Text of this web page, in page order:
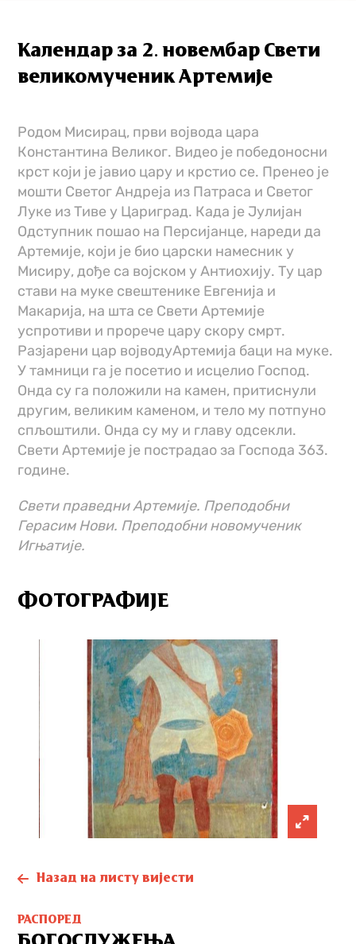
Календар за 2. новембар Свети
великомученик Артемије
Родом Мисирац, први војвода цара
Константина Великог. Видео је победоносни
крст који је јавио цару и крстио се. Пренео је
мошти Светог Андреја из Патраса и Светог
Луке из Тиве у Цариград. Када је Јулијан
Одступник пошао на Персијанце, нареди да
Артемије, који је био царски намесник у
Мисиру, дође са војском у Антиохију. Ту цар
стави на муке свештенике Евгенија и
Макарија, на шта се Свети Артемије
успротиви и прорече цару скору смрт.
Разјарени цар војводуАртемија баци на муке.
У тамници га је посетио и исцелио Господ.
Онда су га положили на камен, притиснули
другим, великим каменом, и тело му потпуно
спљоштили. Онда су му и главу одсекли.
Свети Артемије је пострадао за Господа 363.
године.
Свети праведни Артемије. Преподобни
Герасим Нови. Преподобни новомученик
Игњатије.
ФОТОГРАФИЈЕ
Назад на листу вијести
РАСПОРЕД